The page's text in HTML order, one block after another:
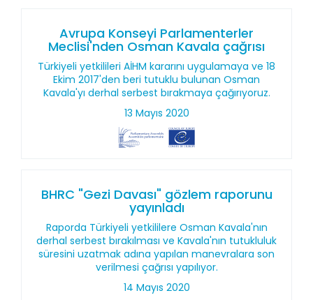
Avrupa Konseyi Parlamenterler
Meclisi'nden Osman Kavala çağrısı
Türkiyeli yetkilileri AİHM kararını uygulamaya ve 18
Ekim 2017'den beri tutuklu bulunan Osman
Kavala'yı derhal serbest bırakmaya çağırıyoruz.
13 Mayıs 2020
BHRC "Gezi Davası" gözlem raporunu
yayınladı
Raporda Türkiyeli yetkililere Osman Kavala'nın
derhal serbest bırakılması ve Kavala'nın tutukluluk
süresini uzatmak adına yapılan manevralara son
verilmesi çağrısı yapılıyor.
14 Mayıs 2020